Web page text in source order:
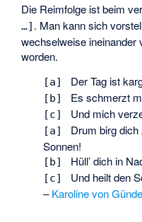
Die Reimfolge ist beim
…] . Man kann sich
wechselweise ineinander
worden.
[a] Der Tag ist
[b] Es schmerzt
[c] Und mich
[a]
Drum birg dich
Sonnen!
[b] Hüll’ dich in
[c]
Und heilt den
–Karoline von